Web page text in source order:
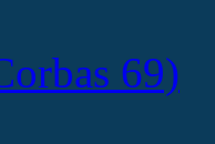
69)